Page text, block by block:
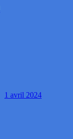
1 avril 2024